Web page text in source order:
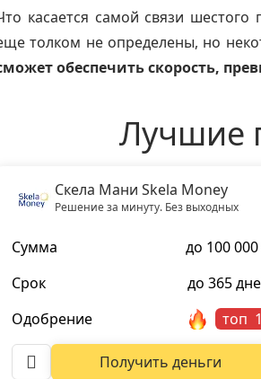
касается самой связи
толком не определены, но
обеспечить скорость,
Лучшие
Скела Мани Skela Money
Решение за минуту. Без выходных
Сумма
до 100
Срок
до 365
Одобрение
топ
Получить деньги